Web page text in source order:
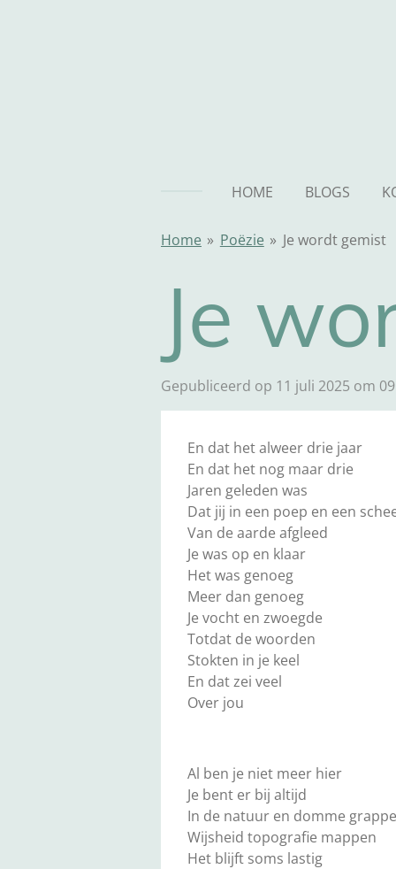
HOME BLOGS
Home » Poëzie » Je wordt gemist
Je
Gepubliceerd op 11 juli 2025 om
En dat het alweer drie jaar
En dat het nog maar drie
Jaren geleden was
Dat jij in een poep en een
Van de aarde afgleed
Je was op en klaar
Het was genoeg
Meer dan genoeg
Je vocht en zwoegde
Totdat de woorden
Stokten in je keel
En dat zei veel
Over jou
Al ben je niet meer hier
Je bent er bij altijd
In de natuur en domme
Wijsheid topografie mappen
Het blijft soms lastig